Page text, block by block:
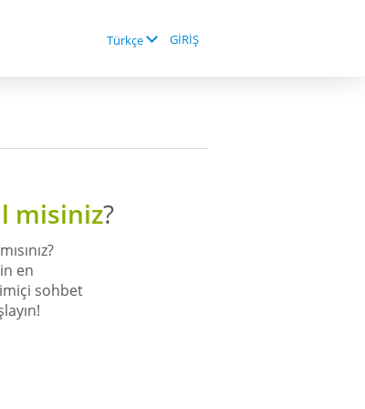
Türkçe GİRİŞ
misiniz?
en
sohbet